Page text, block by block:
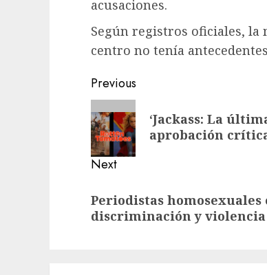
acusaciones.
Según registros oficiales,
centro no tenía
Previous
‘Jackass: La
aprobación
Next
Periodistas
discriminación y violencia